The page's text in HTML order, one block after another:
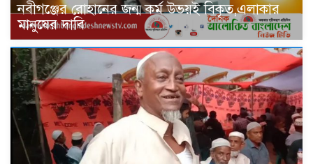
নবীগঞ্জের রোহানের জন্ম কর্ম উভয়ই বিকৃত,এলাকার
মানুষের দাবি